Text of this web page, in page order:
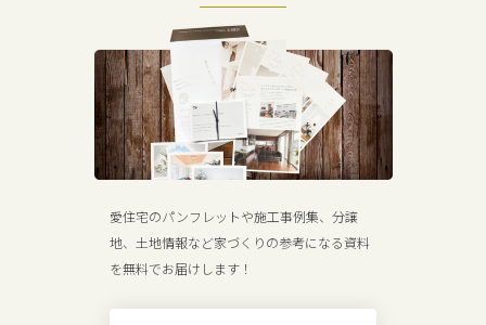
愛住宅のパンフレットや施工事例集、分譲
地、土地情報など家づくりの参考になる資料
を無料でお届けします！